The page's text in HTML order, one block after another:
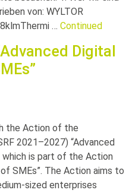
von: WYLTOR
… Continued
Digital
the Action of the
2021–2027) “Advanced
which is part of the Action
SMEs”. The Action aims to
sized enterprises